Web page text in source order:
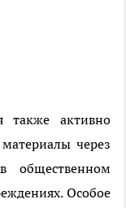
также активно
через
общественном
Особое